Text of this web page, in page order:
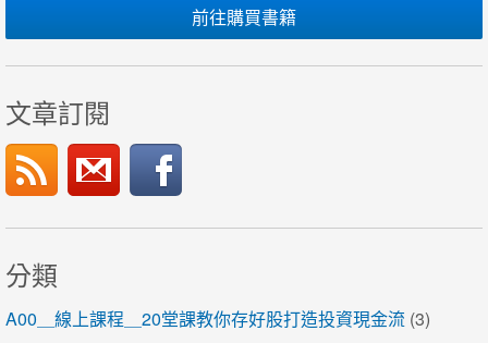
前往購買書籍
文章訂閱
分類
A00＿線上課程＿20堂課教你存好股打造投資現金流 (3)